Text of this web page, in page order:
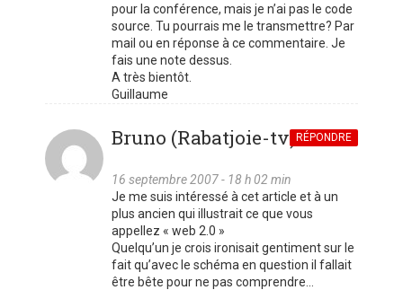
pour la conférence, mais je n’ai pas le code
source. Tu pourrais me le transmettre? Par
mail ou en réponse à ce commentaire. Je
fais une note dessus.
A très bientôt.
Guillaume
Bruno (Rabatjoie-tv)
16 septembre 2007 - 18 h 02 min
RÉPONDRE
Je me suis intéressé à cet article et à un
plus ancien qui illustrait ce que vous
appellez « web 2.0 »
Quelqu’un je crois ironisait gentiment sur le
fait qu’avec le schéma en question il fallait
être bête pour ne pas comprendre…